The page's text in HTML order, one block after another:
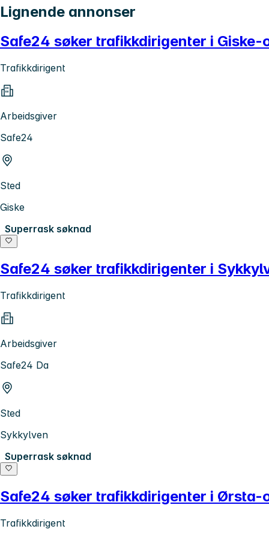
Lignende annonser
Safe24 søker trafikkdirigenter i Giske-
Trafikkdirigent
Arbeidsgiver
Safe24
Sted
Giske
Superrask søknad
Safe24 søker trafikkdirigenter i
Trafikkdirigent
Arbeidsgiver
Safe24 Da
Sted
Sykkylven
Superrask søknad
Safe24 søker trafikkdirigenter i Ørsta-
Trafikkdirigent